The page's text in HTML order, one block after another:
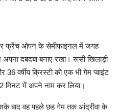
फ्रेंच ओपन के सेमीफाइनल में जगह
दबदबा बनाए रखा। रूसी खिलाड़ी
वर्षीय क्रिस्टी को एक भी गेम प्वाइंट
मिनट में अपने नाम कर लिया।
बाद वह पहले छह गेम तक आंद्रीवा के